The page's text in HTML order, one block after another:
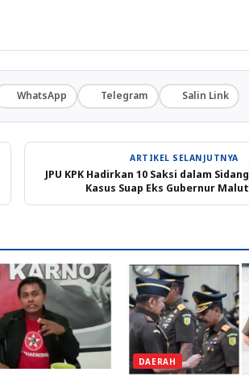
WhatsApp Telegram Salin Link
ARTIKEL SELANJUTNYA
JPU KPK Hadirkan 10 Saksi dalam Sidang
Kasus Suap Eks Gubernur Malut
DAERAH